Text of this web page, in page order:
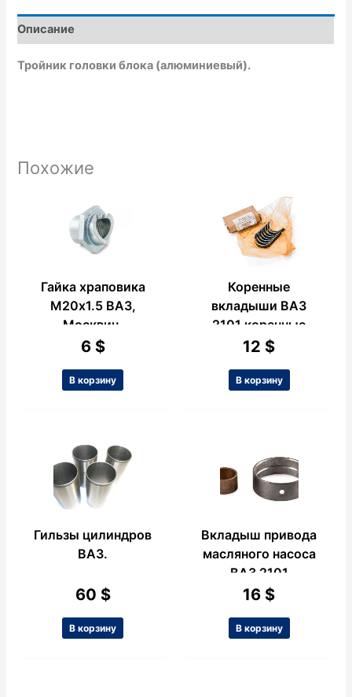
o
o
k
a
p
o
e
Описание
Тройник головки блока (алюминиевый).
Похожие
Гайка храповика
М20х1.5 ВАЗ,
Москвич.
6 $
В корзину
Коренные
вкладыши ВАЗ
2101 коренные
0.75
12 $
В корзину
Гильзы цилиндров
ВАЗ.
60 $
В корзину
Вкладыш привода
масляного насоса
ВАЗ 2101
16 $
В корзину